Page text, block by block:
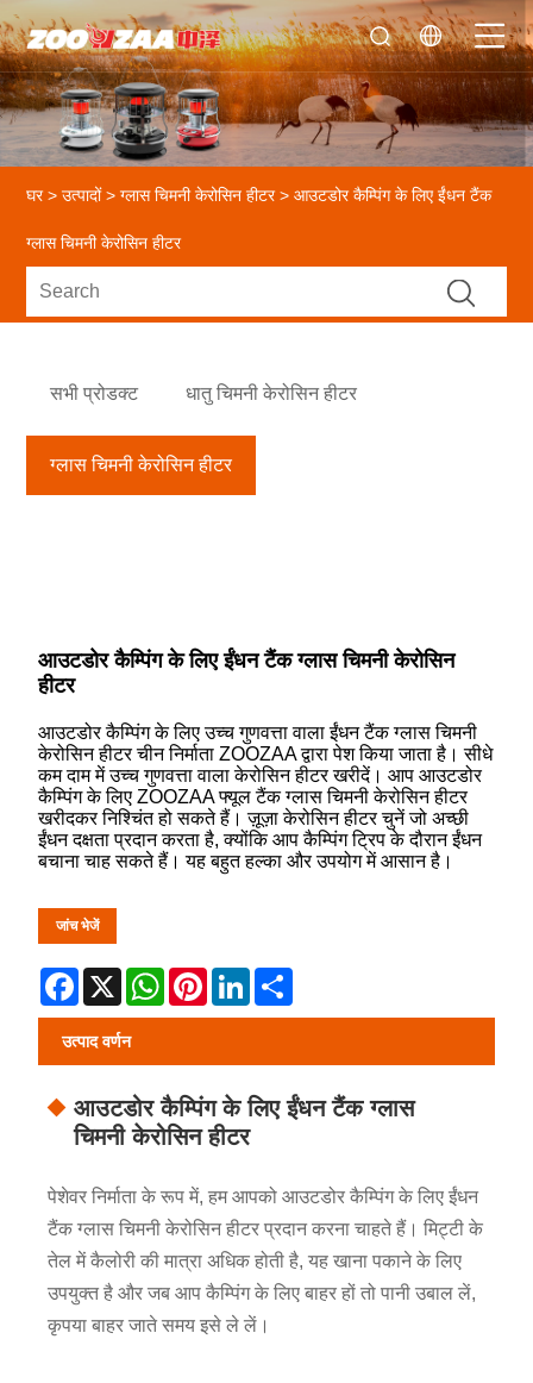
घर > उत्पादों>ग्लास चिमनी केरोसिन हीटर> आउटडोर कैम्पिंग के लिए ईंधन टैंक
ग्लास चिमनी केरोसिन हीटर
सभी प्रोडक्ट धातु चिमनी केरोसिन हीटर
ग्लास चिमनी केरोसिन हीटर
आउटडोर कैम्पिंग के लिए ईंधन टैंक ग्लास चिमनी केरोसिन
हीटर
आउटडोर कैम्पिंग के लिए उच्च गुणवत्ता वाला ईंधन टैंक ग्लास चिमनी
केरोसिन हीटर चीन निर्माता ZOOZAA द्वारा पेश किया जाता है। सीधे
कम दाम में उच्च गुणवत्ता वाला केरोसिन हीटर खरीदें। आप आउटडोर
कैम्पिंग के लिए ZOOZAA फ्यूल टैंक ग्लास चिमनी केरोसिन हीटर
खरीदकर निश्चिंत हो सकते हैं। ज़ूज़ा केरोसिन हीटर चुनें जो अच्छी
ईंधन दक्षता प्रदान करता है, क्योंकि आप कैम्पिंग ट्रिप के दौरान ईंधन
बचाना चाह सकते हैं। यह बहुत हल्का और उपयोग में आसान है।
जांच भेजें
Facebook
X WhatsApp
PinterestLinkedIn
उत्पाद वर्णन
आउटडोर कैम्पिंग के लिए ईंधन टैंक ग्लास
चिमनी केरोसिन हीटर
पेशेवर निर्माता के रूप में, हम आपको आउटडोर कैम्पिंग के लिए ईंधन
टैंक ग्लास चिमनी केरोसिन हीटर प्रदान करना चाहते हैं। मिट्टी के
तेल में कैलोरी की मात्रा अधिक होती है, यह खाना पकाने के लिए
उपयुक्त है और जब आप कैम्पिंग के लिए बाहर हों तो पानी उबाल लें,
कृपया बाहर जाते समय इसे ले लें।